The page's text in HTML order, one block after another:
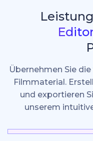
Übernehmen Sie
Filmmaterial.
und exportieren
unserem